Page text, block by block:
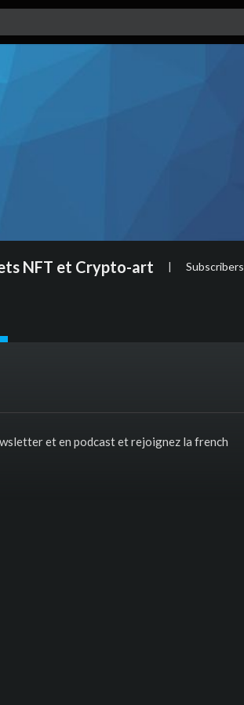
NFT et Crypto-art | Subscribers
et en podcast et rejoignez la french